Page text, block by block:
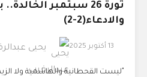
ثورة 26 سبتمبر
والادعاء(2-2)
13 أكتوبر 2025 يحيى
"ليست القحطانية والهاشمية ولا